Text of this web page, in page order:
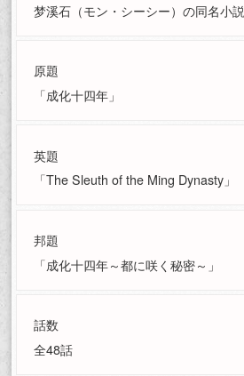
梦溪石（モン・シーシー）の同名小説
原題
「成化十四年」
英題
「The Sleuth of the Ming Dynasty」
邦題
「成化十四年～都に咲く秘密～」
話数
全48話